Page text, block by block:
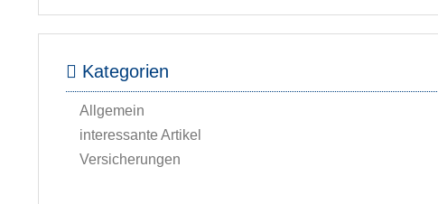
Kategorien
Allgemein
interessante Artikel
Versicherungen